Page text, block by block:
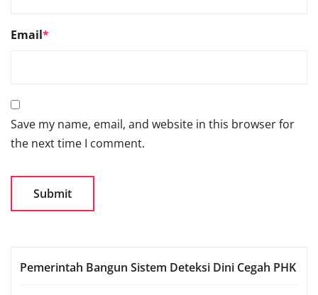
Email*
Save my name, email, and website in this browser for
the next time I comment.
Pemerintah Bangun Sistem Deteksi Dini Cegah PHK